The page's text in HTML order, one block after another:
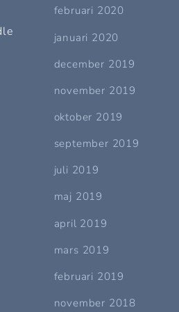
februari 2020
januari 2020
december 2019
november 2019
oktober 2019
september 2019
juli 2019
maj 2019
april 2019
mars 2019
februari 2019
november 2018